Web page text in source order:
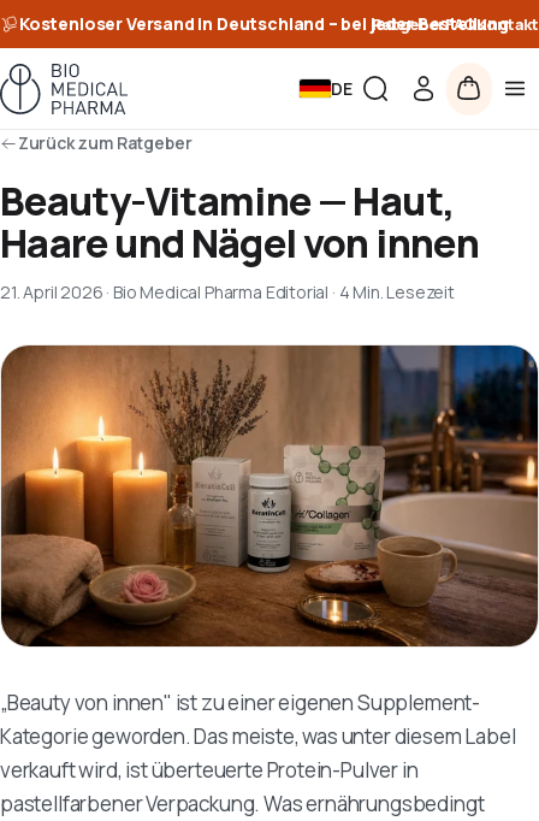
Kostenloser Versand in Deutschland – bei jeder Bestellung
RatgeberFAQKontakt
DE
Zurück zum Ratgeber
Beauty-Vitamine — Haut,
Haare und Nägel von innen
21. April 2026 · Bio Medical Pharma Editorial · 4 Min. Lesezeit
„Beauty von innen" ist zu einer eigenen Supplement-
Kategorie geworden. Das meiste, was unter diesem Label
verkauft wird, ist überteuerte Protein-Pulver in
pastellfarbener Verpackung. Was ernährungsbedingt